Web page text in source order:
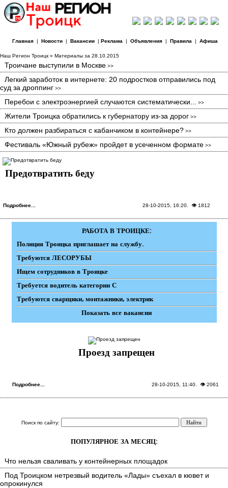
Главная| Новости| Вакансии| Реклама | Объявления| Правила | Афиша
Наш Регион Троицк » Материалы за 28.10.2015
Троичане выступили в Москве >>
Легкий заработок в интернете: 20 подростков отправились под
суд за дроппинг >>
Перебои с электроэнергией случаются систематически... >>
Жители Троицка обратились к губернатору из-за дорог >>
Кто должен разбираться с кабанчиком в контейнере? >>
Фестиваль «Южный рубеж» пройдет в усеченном формате >>
Предотвратить беду
Подробнее... 28-10-2015, 16:20 . 👁 1812
РАБОТА В ТРОИЦКЕ:
Полиция Троицка приглашает на службу.
Требуются ЛЕСОРУБЫ
Ищем сотрудников в Троицке
Требуется водитель категории С
Требуются сварщики, монтажники, электрик
Показать все вакансии
Проезд запрещен
Подробнее... 28-10-2015, 11:40 . 👁 2061
Поиск по сайту:
ПОПУЛЯРНОЕ ЗА МЕСЯЦ:
Что нельзя сваливать у контейнерных площадок
Под Троицком нетрезвый водитель «Лады» съехал в кювет и
опрокинулся